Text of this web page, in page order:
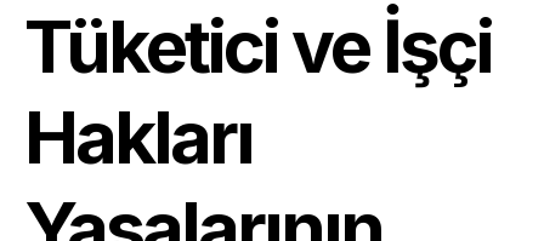
Tüketici ve İşçi
Hakları